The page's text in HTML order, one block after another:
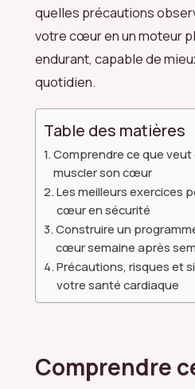
quelles précautions
votre cœur en un moteur
endurant, capable de
quotidien.
Table des matières
Comprendre ce que
muscler son cœur
Les meilleurs exercices
cœur en sécurité
Construire un
cœur semaine après
Précautions, risques et
votre santé cardiaque
Comprendre